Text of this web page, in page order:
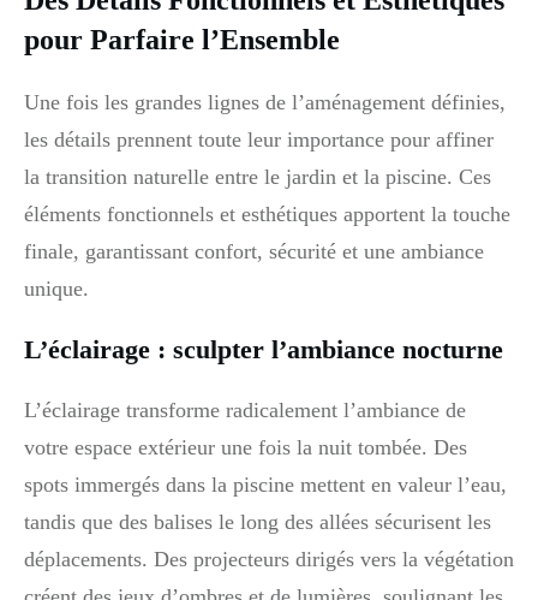
pour Parfaire l’Ensemble
Une fois les grandes lignes de l’aménagement définies,
les détails prennent toute leur importance pour affiner
la transition naturelle entre le jardin et la piscine. Ces
éléments fonctionnels et esthétiques apportent la touche
finale, garantissant confort, sécurité et une ambiance
unique.
L’éclairage : sculpter l’ambiance nocturne
L’éclairage transforme radicalement l’ambiance de
votre espace extérieur une fois la nuit tombée. Des
spots immergés dans la piscine mettent en valeur l’eau,
tandis que des balises le long des allées sécurisent les
déplacements. Des projecteurs dirigés vers la végétation